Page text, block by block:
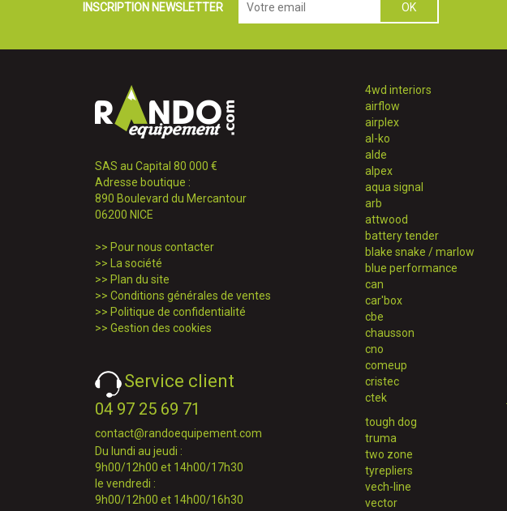
INSCRIPTION NEWSLETTER
SAS au Capital 80 000 €
Adresse boutique :
890 Boulevard du Mercantour
06200 NICE
>> Pour nous contacter
>> La société
>> Plan du site
>> Conditions générales de ventes
>> Politique de confidentialité
>> Gestion des cookies
Service client
04 97 25 69 71
contact@randoequipement.com
Du lundi au jeudi :
9h00/12h00 et 14h00/17h30
le vendredi :
9h00/12h00 et 14h00/16h30
4wd interiors
airflow
airplex
al-ko
alde
alpex
aqua signal
arb
attwood
battery tender
blake snake / marlow
blue performance
can
car'box
cbe
chausson
cno
comeup
cristec
ctek
tough dog
truma
two zone
tyrepliers
vech-line
vector